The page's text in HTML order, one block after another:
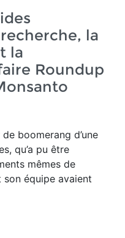
la
la
Roundup
boomerang d’une
qu’a pu être
mêmes de
son équipe avaient